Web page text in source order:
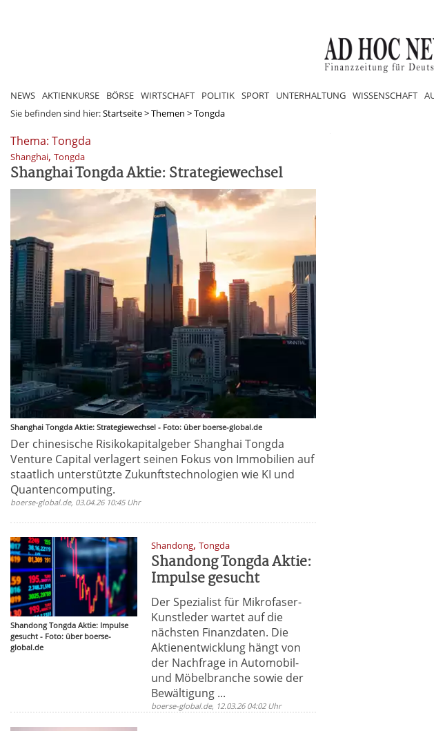
NEWS AKTIENKURSE BÖRSE WIRTSCHAFT POLITIK SPORT UNTERHALTUNG WISSENSCHAFT
Sie befinden sind hier:Startseite>Themen >Tongda
Thema: Tongda
Shanghai, Tongda
Shanghai Tongda Aktie: Strategiewechsel
Shanghai Tongda Aktie: Strategiewechsel - Foto: über boerse-global.de
Der chinesische Risikokapitalgeber Shanghai Tongda
Venture Capital verlagert seinen Fokus von Immobilien auf
staatlich unterstützte Zukunftstechnologien wie KI und
Quantencomputing.
boerse-global.de, 03.04.26 10:45 Uhr
Shandong Tongda Aktie: Impulse
gesucht - Foto: über boerse-
global.de
Shandong,Tongda
Shandong Tongda Aktie:
Impulse gesucht
Der Spezialist für Mikrofaser-
Kunstleder wartet auf die
nächsten Finanzdaten. Die
Aktienentwicklung hängt von
der Nachfrage in Automobil-
und Möbelbranche sowie der
Bewältigung ...
boerse-global.de, 12.03.26 04:02 Uhr